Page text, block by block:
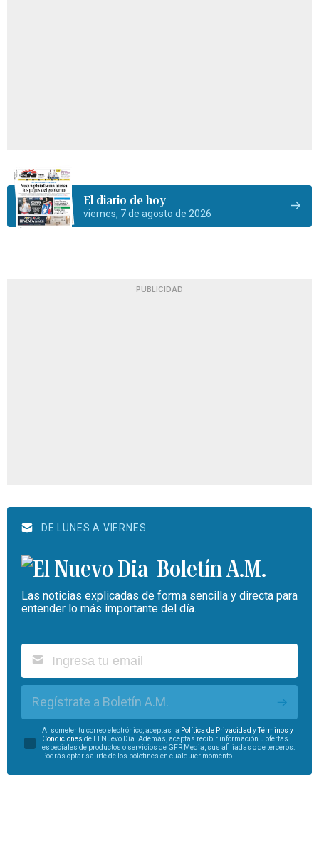
El diario de hoy
viernes, 7 de agosto de 2026
PUBLICIDAD
DE LUNES A VIERNES
Boletín A.M.
Las noticias explicadas de forma sencilla y directa para
entender lo más importante del día.
Regístrate a Boletín A.M.
Al someter tu correo electrónico, aceptas la Política de Privacidad yTérminos y
Condiciones de El Nuevo Día. Además, aceptas recibir información u ofertas
especiales de productos o servicios de GFR Media, sus afiliadas o de terceros.
Podrás optar salirte de los boletines en cualquier momento.